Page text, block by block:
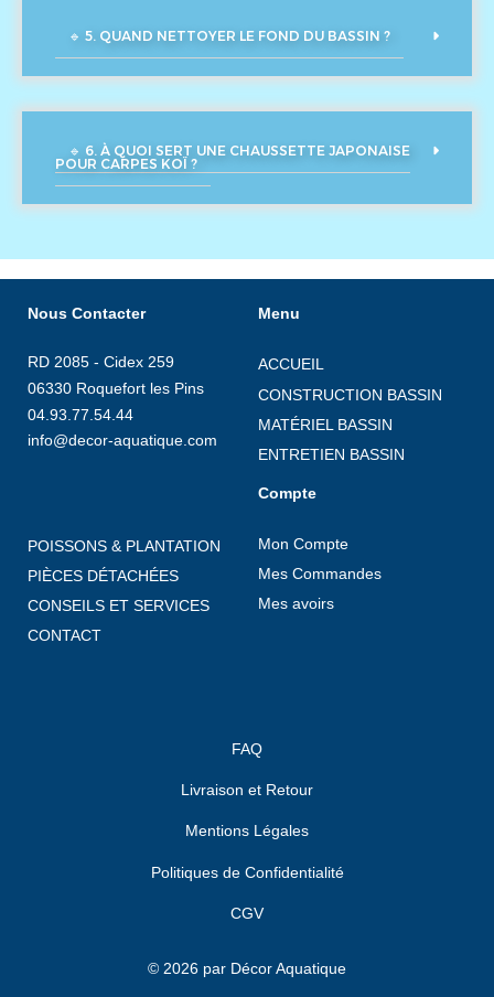
🔹 5. QUAND NETTOYER LE FOND DU BASSIN ?
🔹 6. À QUOI SERT UNE CHAUSSETTE JAPONAISE
POUR CARPES KOÏ ?
Nous Contacter
RD 2085 - Cidex 259
06330 Roquefort les Pins
04.93.77.54.44
info@decor-aquatique.com
Menu
ACCUEIL
CONSTRUCTION BASSIN
MATÉRIEL BASSIN
ENTRETIEN BASSIN
POISSONS & PLANTATION
PIÈCES DÉTACHÉES
CONSEILS ET SERVICES
CONTACT
Compte
Mon Compte
Mes Commandes
Mes avoirs
FAQ
Livraison et Retour
Mentions Légales
Politiques de Confidentialité
CGV
© 2026 par Décor Aquatique